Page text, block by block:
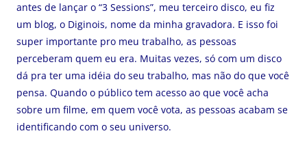
antes de lançar o “3 Sessions”, meu terceiro disco, eu fiz
um blog, o Diginois, nome da minha gravadora. E isso foi
super importante pro meu trabalho, as pessoas
perceberam quem eu era. Muitas vezes, só com um disco
dá pra ter uma idéia do seu trabalho, mas não do que você
pensa. Quando o público tem acesso ao que você acha
sobre um filme, em quem você vota, as pessoas acabam se
identificando com o seu universo.